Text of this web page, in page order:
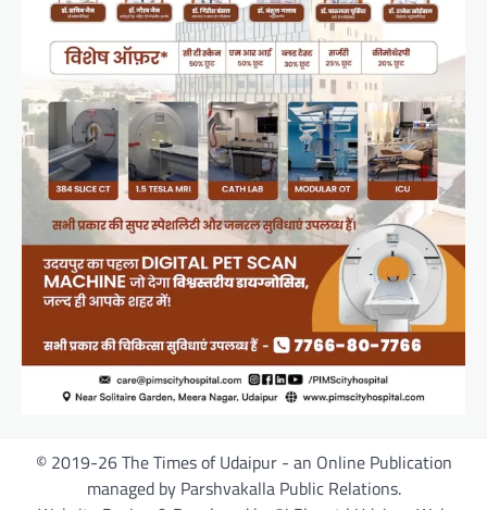
© 2019-26 The Times of Udaipur - an Online Publication
managed by Parshvakalla Public Relations.